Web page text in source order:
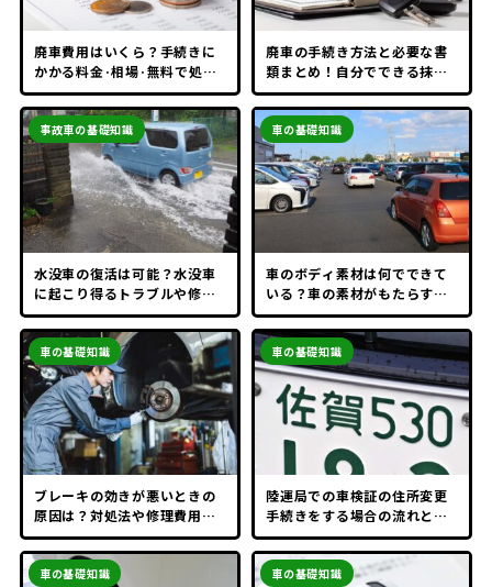
廃車費用はいくら？手続きに
かかる料金·相場·無料で処分
できる方法
廃車の手続き方法と必要な書
類まとめ！自分でできる抹消
登録も紹介
水没車の復活は可能？水没車
に起こり得るトラブルや修理
費用の相場を紹介
事故車の基礎知識
車のボディ素材は何でできて
いる？車の素材がもたらす影
響は？
車の基礎知識
ブレーキの効きが悪いときの
原因は？対処法や修理費用の
相場も紹介
車の基礎知識
陸運局での車検証の住所変更
手続きをする場合の流れと
は？
車の基礎知識
車の基礎知識 車の基礎知識